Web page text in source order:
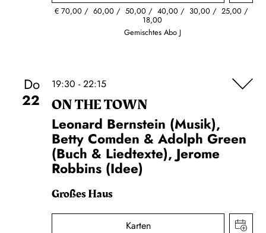
€ 70,00 60,00 50,00 40,00 30,00 25,00
18,00
Gemischtes Abo J
Do
22
19:30 - 22:15
ON THE TOWN
Leonard Bernstein (Musik),
Betty Comden & Adolph Green
(Buch & Liedtexte), Jerome
Robbins (Idee)
Großes Haus
Karten